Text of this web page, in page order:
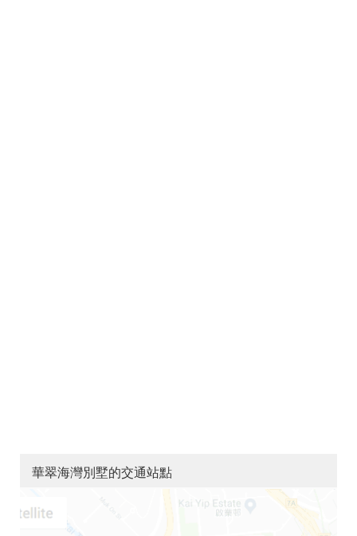
華翠海灣別墅的交通站點